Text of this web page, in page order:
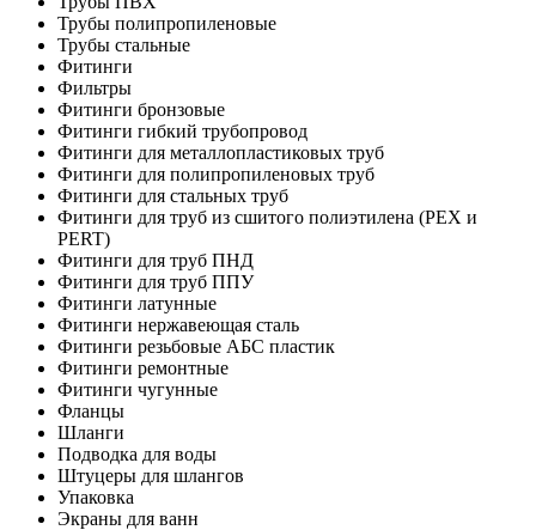
Трубы полипропиленовые
Трубы стальные
Фитинги
Фильтры
Фитинги бронзовые
Фитинги гибкий трубопровод
Фитинги для металлопластиковых труб
Фитинги для полипропиленовых труб
Фитинги для стальных труб
Фитинги для труб из сшитого полиэтилена (PEX и
PERT)
Фитинги для труб ПНД
Фитинги для труб ППУ
Фитинги латунные
Фитинги нержавеющая сталь
Фитинги резьбовые АБС пластик
Фитинги ремонтные
Фитинги чугунные
Фланцы
Шланги
Подводка для воды
Штуцеры для шлангов
Упаковка
Экраны для ванн